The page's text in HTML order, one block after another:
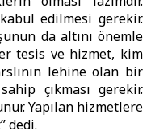
edilmesi gerekir.
da altını önemle
tesis ve hizmet, kim
lehine olan bir
çıkması gerekir.
Yapılan hizmetlere
dedi.